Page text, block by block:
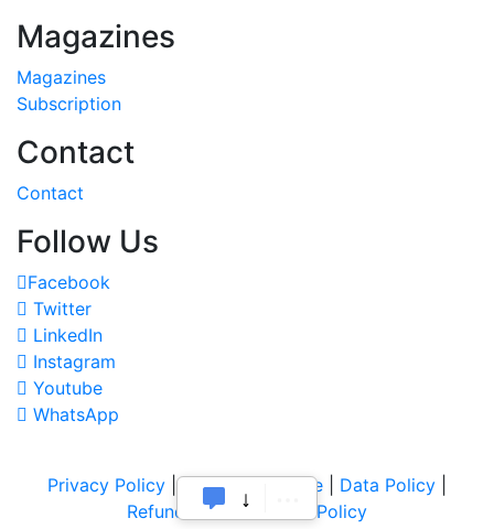
Magazines
Magazines
Subscription
Contact
Contact
Follow Us
Facebook
Twitter
LinkedIn
Instagram
Youtube
WhatsApp
Privacy Policy |Terms of Service Data Policy
Refund & Cancellation Policy